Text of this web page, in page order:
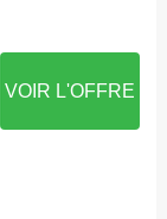
VOIR L'OFFRE